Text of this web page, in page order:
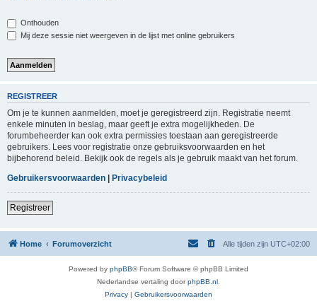
Onthouden
Mij deze sessie niet weergeven in de lijst met online gebruikers
REGISTREER
Om je te kunnen aanmelden, moet je geregistreerd zijn. Registratie neemt
enkele minuten in beslag, maar geeft je extra mogelijkheden. De
forumbeheerder kan ook extra permissies toestaan aan geregistreerde
gebruikers. Lees voor registratie onze gebruiksvoorwaarden en het
bijbehorend beleid. Bekijk ook de regels als je gebruik maakt van het forum.
Gebruikersvoorwaarden | Privacybeleid
Registreer
Home Forumoverzicht Alle tijden zijn UTC+02:00
Powered by phpBB® Forum Software © phpBB Limited
Nederlandse vertaling doorphpBB.nl
Privacy | Gebruikersvoorwaarden